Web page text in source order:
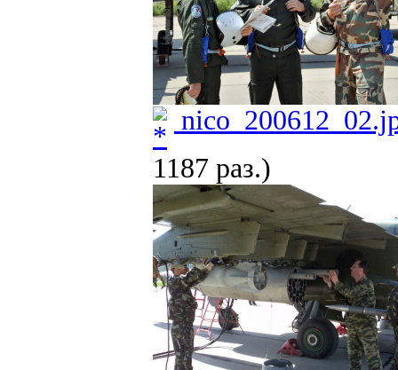
1187 раз.)